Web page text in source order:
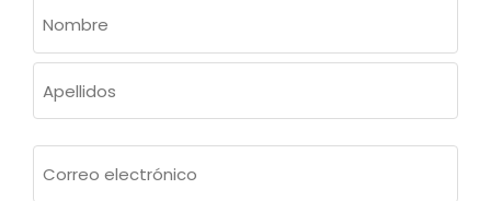
(OBLIGATORIO)
Nombre
electrónico